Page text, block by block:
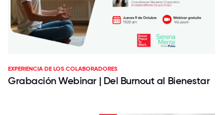
EXPERIENCIA DE LOS COLABORADORES
Grabación Webinar | Del Burnout al Bienestar